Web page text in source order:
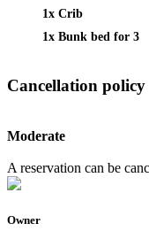
1x Crib
1x Bunk bed for 3
Cancellation policy
Moderate
A reservation can be
Owner